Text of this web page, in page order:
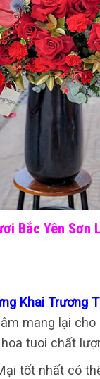
Bắc Yên Sơn
Khai Trương
mang lại cho
tuoi chất
tốt nhất có